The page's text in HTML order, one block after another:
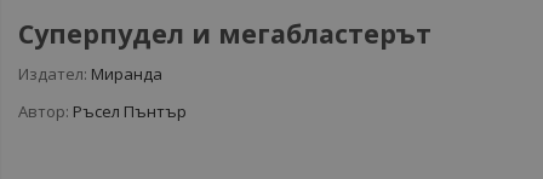
Суперпудел и мегабластерът
Издател: Миранда
Автор: Ръсел Пънтър